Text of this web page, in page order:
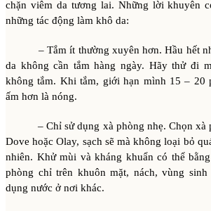
chặn viêm da tương lai. Những lời khuyên
những tác động làm khô da:
– Tắm ít thường xuyên hơn. Hầu hết
da không cần tắm hàng ngày. Hãy thử đi
không tắm. Khi tắm, giới hạn mình 15 – 20
ấm hơn là nóng.
– Chỉ sử dụng xà phòng nhẹ. Chọn xà
Dove hoặc Olay, sạch sẽ mà không loại bỏ
nhiên. Khử mùi và kháng khuẩn có thể
phòng chỉ trên khuôn mặt, nách, vùng
dụng nước ở nơi khác.